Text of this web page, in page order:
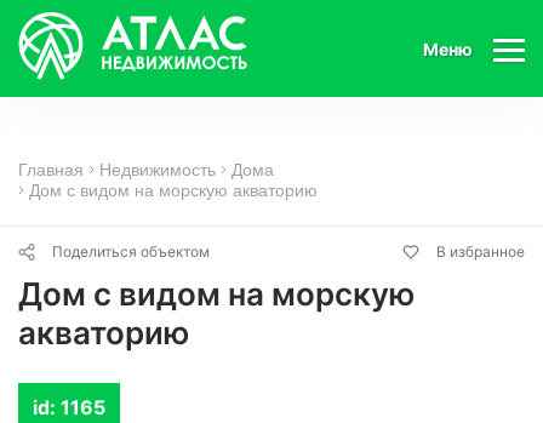
Меню
Главная Недвижимость
Дома
Дом с видом на морскую акваторию
Поделиться объектом В избранное
Дом с видом на морскую
акваторию
id: 1165